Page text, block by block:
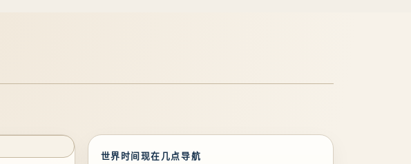
世界时间现在几点导航